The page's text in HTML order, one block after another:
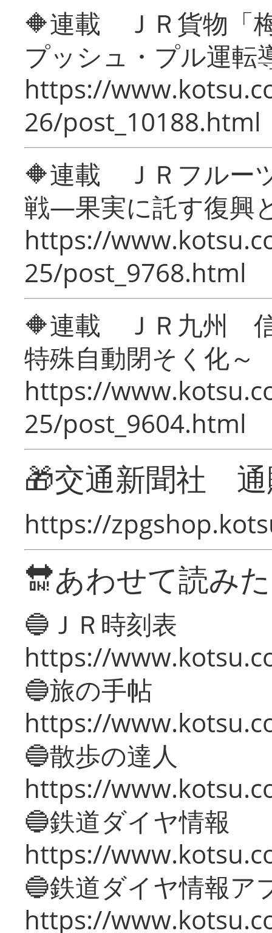
🔶連載 ＪＲ貨物「
プッシュ・プル運転
https://
26/post_10188.html
🔶連載 ＪＲフルー
戦―果実に託す復興
https://
25/post_9768.html
🔶連載 ＪＲ九州 信
特殊自動閉そく化～
https://
25/post_9604.html
🎁交通新聞社
https://
🔛あわせて読み
🔵ＪＲ時刻表
https://
🔵旅の手帖
https://
🔵散歩の達人
https://
🔵鉄道ダイヤ情報
https://
🔵鉄道ダイヤ情報ア
https://